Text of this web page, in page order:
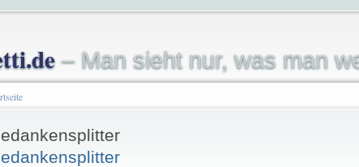
– Man sieht nur, was man